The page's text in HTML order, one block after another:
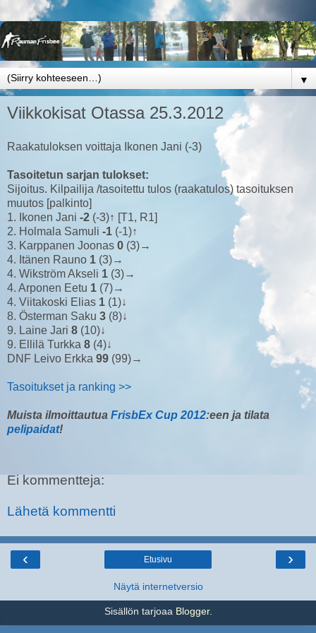
▼
Viikkokisat Otassa 25.3.2012
Raakatuloksen voittaja Ikonen Jani (-3)
Tasoitetun sarjan tulokset:
Sijoitus. Kilpailija /tasoitettu tulos (raakatulos) tasoituksen
muutos [palkinto]
1. Ikonen Jani -2 (-3)↑ [T1, R1]
2. Holmala Samuli -1 (-1)↑
3. Karppanen Joonas 0 (3)→
4. Itänen Rauno 1 (3)→
4. Wikström Akseli 1 (3)→
4. Arponen Eetu 1 (7)→
4. Viitakoski Elias 1 (1)↓
8. Österman Saku 3 (8)↓
9. Laine Jari 8 (10)↓
9. Ellilä Turkka 8 (4)↓
DNF Leivo Erkka 99 (99)→
Tasoitukset ja ranking >>
Muista ilmoittautua FrisbEx Cup 2012:een ja tilata
pelipaidat!
Ei kommentteja:
Lähetä kommentti
‹ ›
Etusivu
Näytä internetversio
Sisällön tarjoaa Blogger.